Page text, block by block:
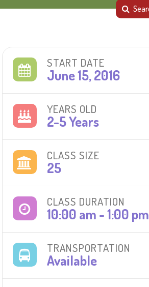
START DATE
June 15, 2016
YEARS OLD
2-5 Years
CLASS SIZE
25
CLASS DURATION
10:00 am - 1:00 pm
TRANSPORTATION
Available